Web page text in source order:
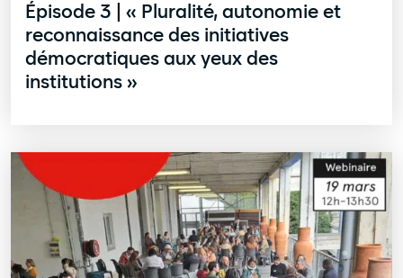
Épisode 3 | « Pluralité, autonomie et
reconnaissance des initiatives
démocratiques aux yeux des
institutions »